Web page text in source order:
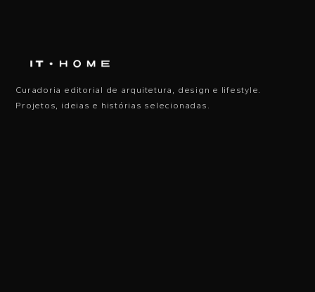
Curadoria editorial de arquitetura, design e lifestyle.
Projetos, ideias e histórias selecionadas.